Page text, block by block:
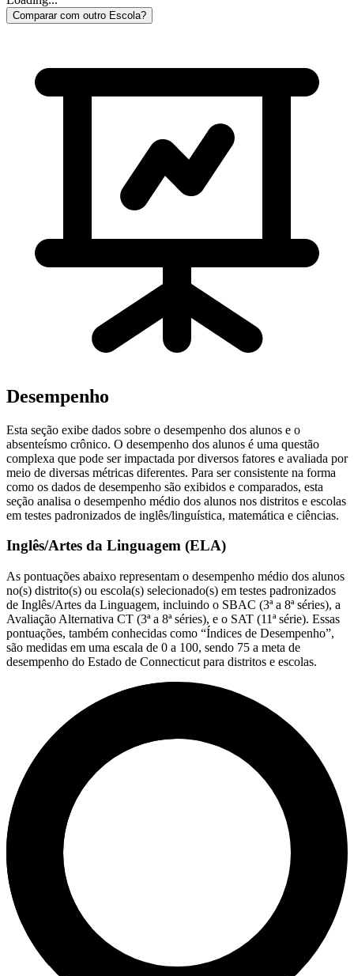
Comparar com outro Escola?
Desempenho
Esta seção exibe dados sobre o desempenho dos alunos e o
absenteísmo crônico. O desempenho dos alunos é uma questão
complexa que pode ser impactada por diversos fatores e avaliada por
meio de diversas métricas diferentes. Para ser consistente na forma
como os dados de desempenho são exibidos e comparados, esta
seção analisa o desempenho médio dos alunos nos distritos e escolas
em testes padronizados de inglês/linguística, matemática e ciências.
Inglês/Artes da Linguagem (ELA)
As pontuações abaixo representam o desempenho médio dos alunos
no(s) distrito(s) ou escola(s) selecionado(s) em testes padronizados
de Inglês/Artes da Linguagem, incluindo o SBAC (3ª a 8ª séries), a
Avaliação Alternativa CT (3ª a 8ª séries), e o SAT (11ª série). Essas
pontuações, também conhecidas como “Índices de Desempenho”,
são medidas em uma escala de 0 a 100, sendo 75 a meta de
desempenho do Estado de Connecticut para distritos e escolas.